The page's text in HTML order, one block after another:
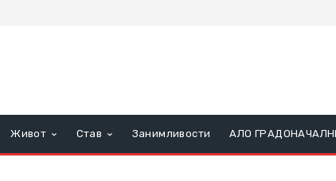
Живот Став Занимливости АЛО